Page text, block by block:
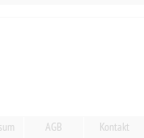
AGB Kontakt